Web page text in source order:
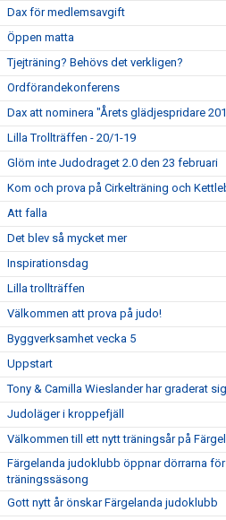
Dax för medlemsavgift
Öppen matta
Tjejträning? Behövs det verkligen?
Ordförandekonferens
Dax att nominera "Årets glädjespridare
Lilla Trollträffen - 20/1-19
Glöm inte Judodraget 2.0 den 23 februari
Kom och prova på Cirkelträning och
Att falla
Det blev så mycket mer
Inspirationsdag
Lilla trollträffen
Välkommen att prova på judo!
Byggverksamhet vecka 5
Uppstart
Tony & Camilla Wieslander har graderat sig
Judoläger i kroppefjäll
Välkommen till ett nytt träningsår på
Färgelanda judoklubb öppnar dörrarna för
träningssäsong
Gott nytt år önskar Färgelanda judoklubb